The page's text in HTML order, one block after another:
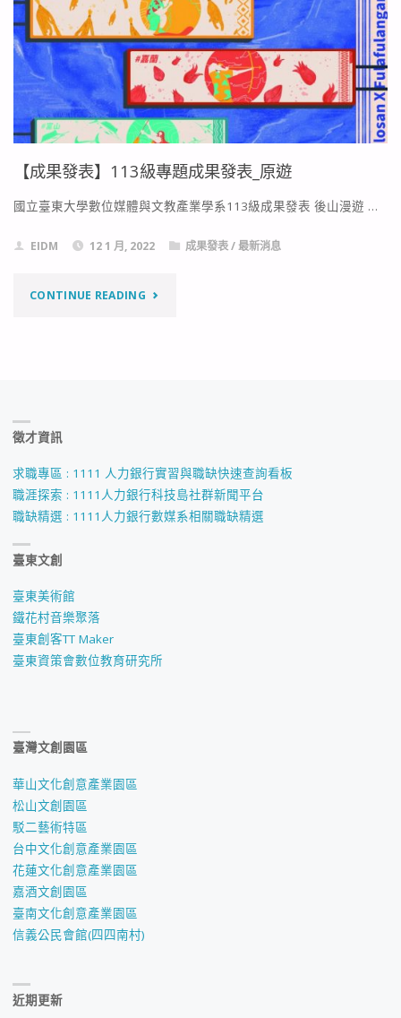
112
級
專
題
成
果
表
_
【成果發表】113級專題成果發表_原遊
國立臺東大學數位媒體與文教產業學系113級成果發表 後山漫遊 …
EIDM 12 1 月, 2022 成果發表/最新消息
CONTINUE READING"【成
級
專
發
徵才資訊
求職專區 : 1111 人力銀行實習與職缺快速查詢看板
職涯探索 : 1111人力銀行科技島社群新聞平台
職缺精選 : 1111人力銀行數媒系相關職缺精選
臺東文創
臺東美術館
鐵花村音樂聚落
臺東創客TT Maker
臺東資策會數位教育研究所
臺灣文創園區
華山文化創意產業園區
松山文創園區
駁二藝術特區
台中文化創意產業園區
花蓮文化創意產業園區
嘉酒文創園區
臺南文化創意產業園區
信義公民會館(四四南村)
近期更新